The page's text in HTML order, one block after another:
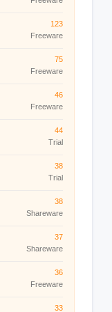
123
Freeware
75
Freeware
46
Freeware
44
Trial
38
Trial
38
Shareware
37
Shareware
36
Freeware
33